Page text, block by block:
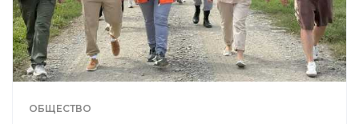
ОБЩЕСТВО